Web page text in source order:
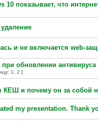
10 показывает, что
и не включается web-
обновлении антивируса
1 2 ]
КЕШ и почему он за собой
my presentation. Thank